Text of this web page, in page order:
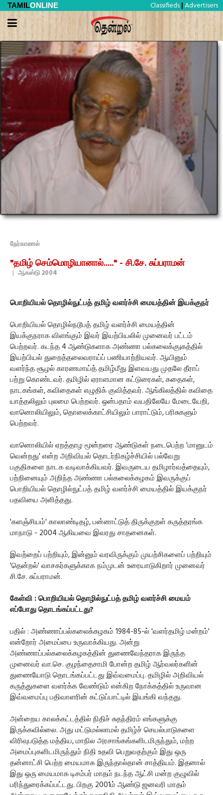
TAMILONLINE Classifieds | Advertisers
நேர்காணல்
"தமிழ் செம்மொழியானால்....." - சி.சே. சுப்பராமன்
| ஆகஸ்டு 2004
பொறியியல் தொழில்நுட்பத் தமிழ் வளர்ச்சி மையத்தின் இயக்குநர்
பொறியியல் தொழில்நடூபத் தமிழ் வளர்ச்சி மையத்தின்
இயக்குநராக விளங்கும் இவர் இயற்பியலில் முனைவர் பட்டம்
பெற்றவர். கடந்த 4 ஆண்டுகளாக அண்ணா பல்கலைக்கு¡கத்தில்
இயற்பியல் துறைத்தலைவராய்ப் பணியாற்றியவர். ஆயினும்
வளர்ந்த சூழல் காரணமாய்த் தமிழ்மீது இளவயது முதலே தீராப்
பற்று கொண்டவர். தமிழில் ஏராளமான கட்டுரைகள், கதைகள்,
நாடகங்கள், கவிதைகள் எழுதிக் குவித்தவர். ஆங்கிலத்தில் கவிதை
யாத்தலிலும் புலமை பெற்றவர். ஒன்பதாம் வயதிலேயே மேடையேறி,
வானொலியிலும், தொலைக்காட்சியிலும் பாராட்டும், பரிசுகளும்
பெற்றவர்.
வானொலியில் ஏறத்தாழ மூன்றரை ஆண்டுகள் நடைபெற்ற 'மானுடம்
வென்றது' என்ற அறிவியல் தொடர்நிகழ்ச்சியில் பல்வேறு
பகுதிகளை நாடக வடிவாக்கியவர். இவருடைய தமிழார்வத்தையும்,
பற்றினையும் அறிந்த அண்ணா பல்கலைக்கழகம் இவருக்குப்
பொறியியல் தொழில்நுட்பத் தமிழ் வளர்ச்சி மையத்தில் இயக்குநர்
பதவியை அளித்தது.
'களஞ்சியம்' காலாண்டிதழ், பன்னாட்டுத் திருக்குறள் கருத்தரங்க
மாநாடு - 2004 ஆகியவை இவரது சாதனைகள்.
இவற்றைப் பற்றியும், இன்னும் வரவிருக்கும் முயற்சிகளைப் பற்றியும்
'தென்றல்' வாசகர்களுக்காக நம்முடன் உரையாடுகிறார் முனைவர்
சி.சே. சுப்பராமன்.
கேள்வி : பொறியியல் தொழில்நுட்பத் தமிழ் வளர்ச்சி மையம்
எப்போது தொடங்கப்பட்டது?
பதில் : அண்ணாப்பல்கலைக்கழகம் 1984-85-ல் 'வளர்தமிழ் மன்றம்'
என்றோர் அமைப்பை உருவாக்கியது. அன்று
அண்ணாப்பல்கலைக்கழகத்தின் துணைவேந்தராக இருந்த
முனைவர் வா.செ. குழந்தைசாமி போன்ற தமிழ் ஆர்வலர்களின்
துணையோடு தொடங்கப்பட்டது இவ்வமைப்பு. தமிழில் அறிவியல்
கருத்துகளை வளர்க்க வேண்டும் என்கிற நோக்கத்தில் உருவான
இவ்வமைப்பு பதிவாளரின் கட்டுப்பாட்டில் இயங்கி வந்தது.
அன்றைய காலக்கட்டத்தில் நிதிச் சுதந்திரம் எங்களுக்கு
இருக்கவில்லை. அது மட்டுமல்லாமல் தமிழ்ச் செயல்பாடுகளை
விரிவுபடுத்த மத்திய, மாநில அரசாங்கங்களிடமிருந்தும், மற்ற
அமைப்புகளிடமிருந்தும் நிதி உதவி பெறுவதற்கும் இது ஒரு
தன்னாட்சி பெற்ற மையமாக இருந்தால்தான் சாத்தியம். இதனால்
இது ஒரு மையமாக டிசம்பர் மாதம் நடந்த ஆட்சி மன்ற குழுவில்
பரிந்துரைக்கப்பட்டது. பிறகு 2001ம் ஆண்டு ஜனவரி மாதம்